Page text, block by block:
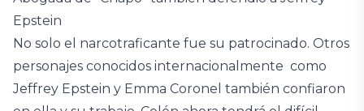
Epstein
No solo el narcotraficante fue su patrocinado. Otros
personajes conocidos internacionalmente como
Jeffrey Epstein y Emma Coronel también confiaron